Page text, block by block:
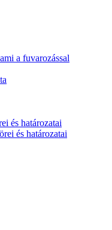
a fuvarozással
és határozatai
és határozatai